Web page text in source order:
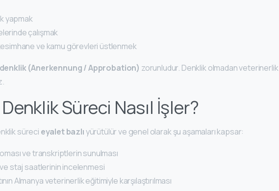
yapmak
çalışmak
ve kamu görevleri üstlenmek
(Anerkennung / Approbation) zorunludur. Denklik olmadan veterinerlik
Süreci Nasıl İşler?
süreci eyalet bazlıyürütülür ve genel olarak şu aşamaları kapsar:
ve transkriptlerin sunulması
staj saatlerinin incelenmesi
Almanya veterinerlik eğitimiyle karşılaştırılması